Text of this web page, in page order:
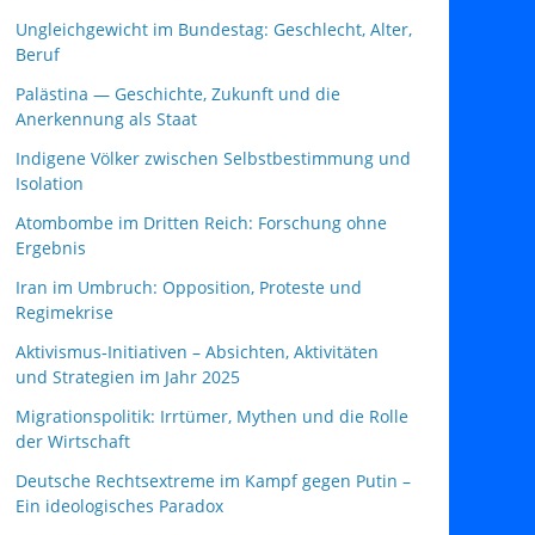
Ungleichgewicht im Bundestag: Geschlecht, Alter,
Beruf
Palästina — Geschichte, Zukunft und die
Anerkennung als Staat
Indigene Völker zwischen Selbstbestimmung und
Isolation
Atombombe im Dritten Reich: Forschung ohne
Ergebnis
Iran im Umbruch: Opposition, Proteste und
Regimekrise
Aktivismus‑Initiativen – Absichten, Aktivitäten
und Strategien im Jahr 2025
Migrationspolitik: Irrtümer, Mythen und die Rolle
der Wirtschaft
Deutsche Rechtsextreme im Kampf gegen Putin –
Ein ideologisches Paradox